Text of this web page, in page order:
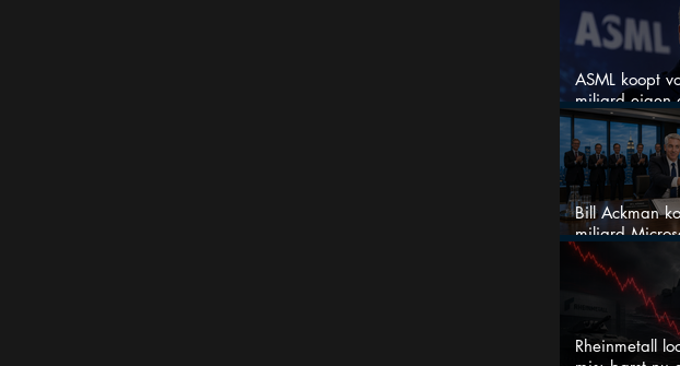
ASML koopt
miljard eigen
slimme zet of
Bill Ackman
miljard
aandeel na de
nog
Rheinmetall